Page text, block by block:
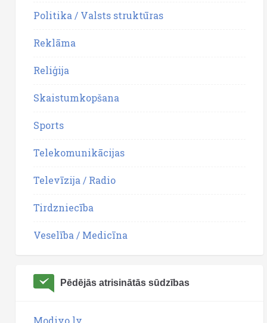
Politika / Valsts struktūras
Reklāma
Reliģija
Skaistumkopšana
Sports
Telekomunikācijas
Televīzija / Radio
Tirdzniecība
Veselība / Medicīna
Pēdējās atrisinātās sūdzības
Modivo.lv